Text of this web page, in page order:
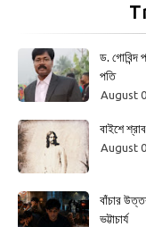
ড.
পতি
August
বাইশে
August
বাঁচার
ভট্টাচার্য